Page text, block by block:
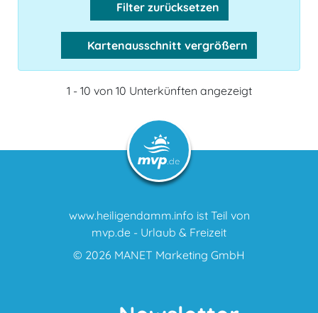
Filter zurücksetzen
Kartenausschnitt vergrößern
1 - 10 von 10 Unterkünften angezeigt
www.heiligendamm.info ist Teil von
mvp.de - Urlaub & Freizeit
© 2026 MANET Marketing GmbH